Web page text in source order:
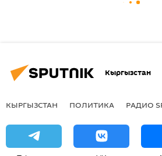
Кыргызстан
КЫРГЫЗСТАН ПОЛИТИКА РАДИО